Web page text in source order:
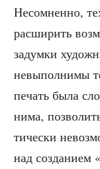
Несо­мнен­но,
рас­ши­рить
задум­ки
невы­пол­ни­мы
печать была
ни­ма,
ти­че­ски
над созда­ни­ем